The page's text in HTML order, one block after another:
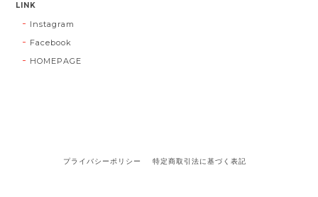
LINK
Instagram
Facebook
HOMEPAGE
プライバシーポリシー 特定商取引法に基づく表記